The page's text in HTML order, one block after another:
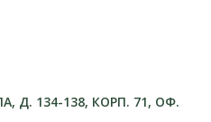
Д. 134-138, КОРП. 71, ОФ.